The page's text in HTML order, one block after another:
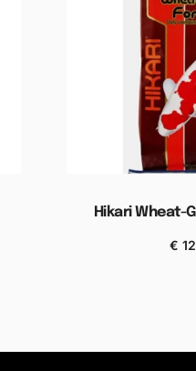
Hikari Wheat-
€